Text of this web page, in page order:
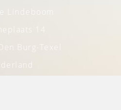
Lindeboom
14
Burg-Texel